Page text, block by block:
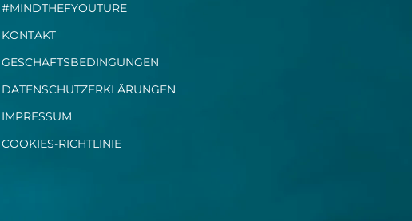
#MINDTHEFYOUTURE
KONTAKT
GESCHÄFTSBEDINGUNGEN
DATENSCHUTZERKLÄRUNGEN
IMPRESSUM
COOKIES-RICHTLINIE